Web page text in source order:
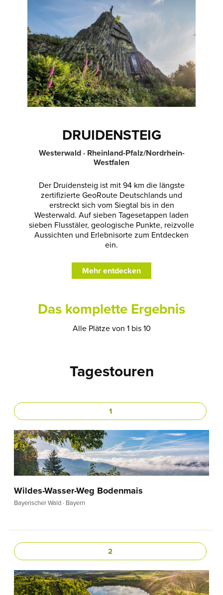
DRUIDENSTEIG
Westerwald · Rheinland-Pfalz/Nordrhein-
Westfalen
Der Druidensteig ist mit 94 km die längste
zertifizierte GeoRoute Deutschlands und
erstreckt sich vom Siegtal bis in den
Westerwald. Auf sieben Tagesetappen laden
sieben Flusstäler, geologische Punkte, reizvolle
Aussichten und Erlebnisorte zum Entdecken
ein.
Mehr entdecken
Das komplette Ergebnis
Alle Plätze von 1 bis 10
Tagestouren
1
Wildes-Wasser-Weg Bodenmais
Bayerischer Wald · Bayern
2